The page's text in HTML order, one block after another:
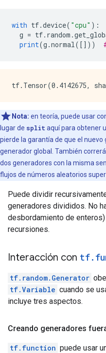
with tf.device( "cpu" ):
g = tf. random .
print(g .normal([]))
Nota: en teoría, puede usar
lugar de split aquí para obtener
pierde la garantía de que el
generador global. También
dos generadores con la misma
flujos de números aleatorios
Puede dividir
generadores divididos. No
desbordamiento de
recursiones.
Interacción con tf.
tf.random.Generator
tf.Variable cuando se
incluye tres aspectos.
Creando generadores
tf.function puede usar